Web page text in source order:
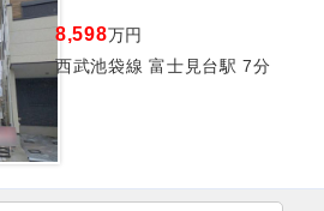
8,598万円
西武池袋線 富士見台駅 7分